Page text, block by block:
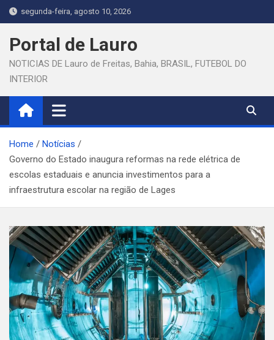
Skip
to
content
segunda-feira, agosto 10, 2026
Portal de Lauro
NOTICIAS DE Lauro de Freitas, Bahia, BRASIL, FUTEBOL DO
INTERIOR
Home
Notícias
Governo do Estado inaugura reformas na rede elétrica de
escolas estaduais e anuncia investimentos para a
infraestrutura escolar na região de Lages